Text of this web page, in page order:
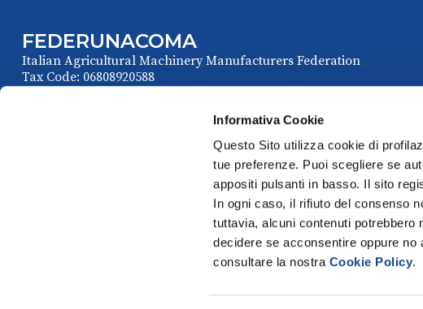
Informativa Cookie
Questo Sito utilizza cookie di
tue preferenze. Puoi scegliere se
appositi pulsanti in basso. Il sito
In ogni caso, il rifiuto del consenso
tuttavia, alcuni contenuti
decidere se acconsentire oppure no
consultare la nostra Cookie Policy.
FEDERUNACOMA
Italian Agricultural Machinery Manufacturers Federation
Tax Code: 06808920588
Phone +39
Fax +39 06